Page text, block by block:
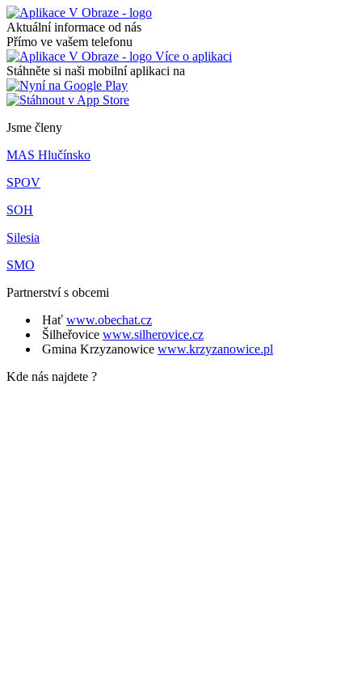
Aktuální informace od nás
Přímo ve vašem telefonu
Více o aplikaci
Stáhněte si naši mobilní aplikaci na
Jsme členy
MAS Hlučínsko
SPOV
SOH
Silesia
SMO
Partnerství s obcemi
Hať www.obechat.cz
Šilheřovice www.silherovice.cz
Gmina Krzyzanowice www.krzyzanowice.pl
Kde nás najdete ?